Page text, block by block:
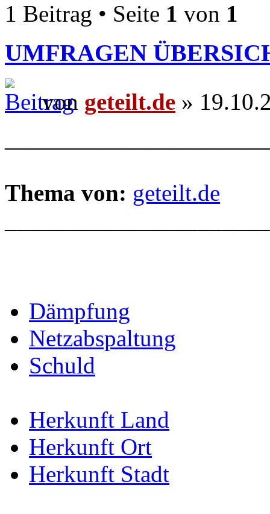
1 Beitrag • Seite 1 von 1
UMFRAGEN
von geteilt.de »
Thema von: geteilt.de
Dämpfung
Netzabspaltung
Schuld
Herkunft Land
Herkunft Ort
Herkunft Stadt